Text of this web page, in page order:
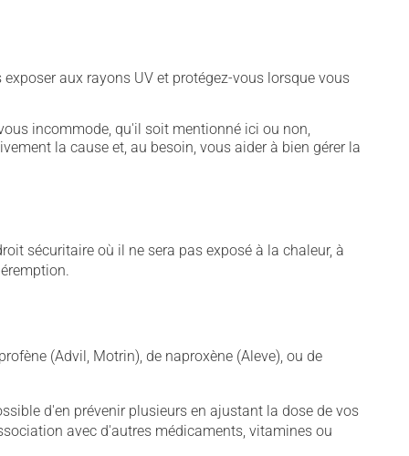
aux rayons UV et protégez-vous lorsque vous
incommode, qu'il soit mentionné ici ou non,
la cause et, au besoin, vous aider à bien gérer la
sécuritaire où il ne sera pas exposé à la chaleur, à
(Advil, Motrin), de naproxène (Aleve), ou de
d'en prévenir plusieurs en ajustant la dose de vos
avec d'autres médicaments, vitamines ou